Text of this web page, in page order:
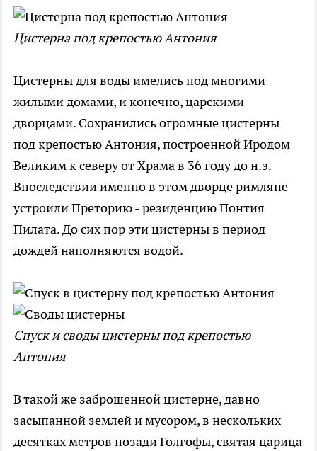
Цистерна под крепостью Антония
Цистерны для воды имелись под многими
жилыми домами, и конечно, царскими
дворцами. Сохранились огромные цистерны
под крепостью Антония, построенной Иродом
Великим к северу от Храма в 36 году до н.э.
Впоследствии именно в этом дворце римляне
устроили Преторию - резиденцию Понтия
Пилата. До сих пор эти цистерны в период
дождей наполняются водой.
Спуск и своды цистерны под крепостью
Антония
В такой же заброшенной цистерне, давно
засыпанной землей и мусором, в нескольких
десятках метров позади Голгофы, святая царица